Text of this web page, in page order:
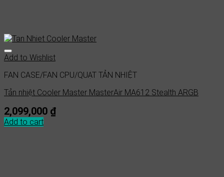
Add to Wishlist
FAN CASE/FAN CPU/QUẠT TẢN NHIỆT
Tản nhiệt Cooler Master MasterAir MA612 Stealth ARGB
2,099,000 ₫
Add to cart